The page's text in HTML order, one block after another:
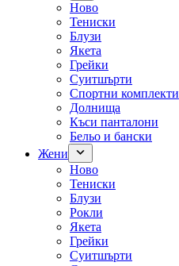
Ново
Тениски
Блузи
Якета
Грейки
Суитшърти
Спортни комплекти
Долнища
Къси панталони
Бельо и бански
Жени
Ново
Тениски
Блузи
Рокли
Якета
Грейки
Суитшърти